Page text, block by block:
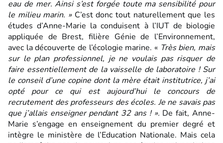
eau de mer. Ainsi s’est forgée toute ma sensibilité pour
le milieu marin. » C’est donc tout naturellement que les
études d’Anne-Marie la conduisent à l’IUT de biologie
appliquée de Brest, filière Génie de l’Environnement,
avec la découverte de l’écologie marine. « Très bien, mais
sur le plan professionnel, je ne voulais pas risquer de
faire essentiellement de la vaisselle de laboratoire ! Sur
le conseil d’une copine dont la mère était institutrice, j’ai
opté pour ce qui est aujourd’hui le concours de
recrutement des professeurs des écoles. Je ne savais pas
que j’allais enseigner pendant 32 ans ! ». De fait, Anne-
Marie s’engage en enseignement du premier degré et
intègre le ministère de l’Education Nationale. Mais cela